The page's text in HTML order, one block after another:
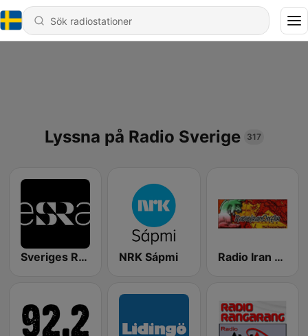
Lyssna på Radio Sverige 317
Sveriges Radio SR Extra07 NRK Sápmi Radio Iran On Air